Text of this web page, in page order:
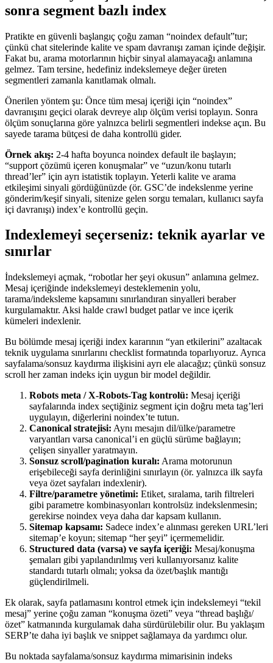
sonra segment bazlı index
Pratikte en güvenli başlangıç çoğu zaman “noindex default”tur;
çünkü chat sitelerinde kalite ve spam davranışı zaman içinde değişir.
Fakat bu, arama motorlarının hiçbir sinyal alamayacağı anlamına
gelmez. Tam tersine, hedefiniz indekslemeye değer üreten
segmentleri zamanla kanıtlamak olmalı.
Önerilen yöntem şu: Önce tüm mesaj içeriği için “noindex”
davranışını geçici olarak devreye alıp ölçüm verisi toplayın. Sonra
ölçüm sonuçlarına göre yalnızca belirli segmentleri indekse açın. Bu
sayede tarama bütçesi de daha kontrollü gider.
Örnek akış: 2-4 hafta boyunca noindex default ile başlayın;
“support çözümü içeren konuşmalar” ve “uzun/konu tutarlı
thread’ler” için ayrı istatistik toplayın. Yeterli kalite ve arama
etkileşimi sinyali gördüğünüzde (ör. GSC’de indekslenme yerine
gönderim/keşif sinyali, sitenize gelen sorgu temaları, kullanıcı sayfa
içi davranışı) index’e kontrollü geçin.
Indexlemeyi seçerseniz: teknik ayarlar ve
sınırlar
İndekslemeyi açmak, “robotlar her şeyi okusun” anlamına gelmez.
Mesaj içeriğinde indekslemeyi desteklemenin yolu,
tarama/indeksleme kapsamını sınırlandıran sinyalleri beraber
kurgulamaktır. Aksi halde crawl budget patlar ve ince içerik
kümeleri indexlenir.
Bu bölümde mesaj içeriği index kararının “yan etkilerini” azaltacak
teknik uygulama sınırlarını checklist formatında toparlıyoruz. Ayrıca
sayfalama/sonsuz kaydırma ilişkisini ayrı ele alacağız; çünkü sonsuz
scroll her zaman indeks için uygun bir model değildir.
Robots meta / X-Robots-Tag kontrolü: Mesaj içeriği
sayfalarında index seçtiğiniz segment için doğru meta tag’leri
uygulayın, diğerlerini noindex’te tutun.
Canonical stratejisi: Aynı mesajın dil/ülke/parametre
varyantları varsa canonical’i en güçlü sürüme bağlayın;
çelişen sinyaller yaratmayın.
Sonsuz scroll/pagination kuralı: Arama motorunun
erişebileceği sayfa derinliğini sınırlayın (ör. yalnızca ilk sayfa
veya özet sayfaları indexlenir).
Filtre/parametre yönetimi: Etiket, sıralama, tarih filtreleri
gibi parametre kombinasyonları kontrolsüz indekslenmesin;
gerekirse noindex veya daha dar kapsam kullanın.
Sitemap kapsamı: Sadece index’e alınması gereken URL’leri
sitemap’e koyun; sitemap “her şeyi” içermemelidir.
Structured data (varsa) ve sayfa içeriği: Mesaj/konuşma
şemaları gibi yapılandırılmış veri kullanıyorsanız kalite
standardı tutarlı olmalı; yoksa da özet/başlık mantığı
güçlendirilmeli.
Ek olarak, sayfa patlamasını kontrol etmek için indekslemeyi “tekil
mesaj” yerine çoğu zaman “konuşma özeti” veya “thread başlığı/
özet” katmanında kurgulamak daha sürdürülebilir olur. Bu yaklaşım
SERP’te daha iyi başlık ve snippet sağlamaya da yardımcı olur.
Bu noktada sayfalama/sonsuz kaydırma mimarisinin indeks